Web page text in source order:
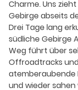
Charme. Uns
Gebirge abseits
Drei Tage lang
südliche Gebirge
Weg führt über
Offroadtracks
atemberaubende
und wieder sahen